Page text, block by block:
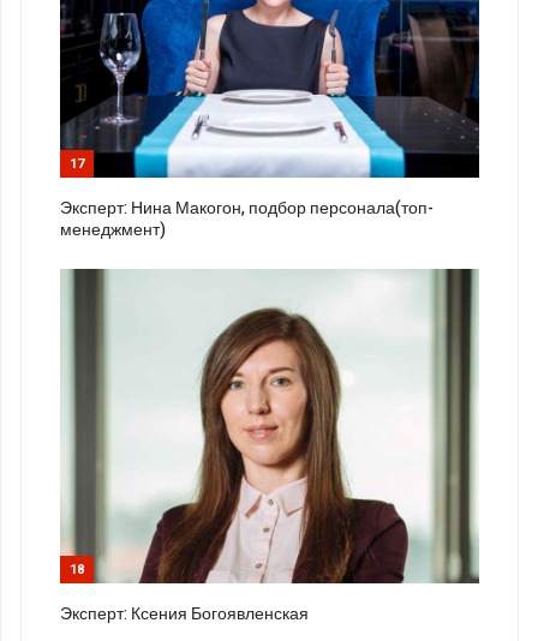
17
Эксперт: Нина Макогон, подбор персонала(топ-
менеджмент)
18
Эксперт: Ксения Богоявленская